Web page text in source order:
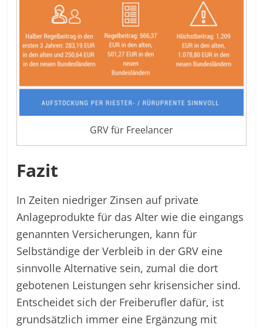
GRV für Freelancer
Fazit
In Zeiten niedriger Zinsen auf private
Anlageprodukte für das Alter wie die eingangs
genannten Versicherungen, kann für
Selbständige der Verbleib in der GRV eine
sinnvolle Alternative sein, zumal die dort
gebotenen Leistungen sehr krisensicher sind.
Entscheidet sich der Freiberufler dafür, ist
grundsätzlich immer eine Ergänzung mit